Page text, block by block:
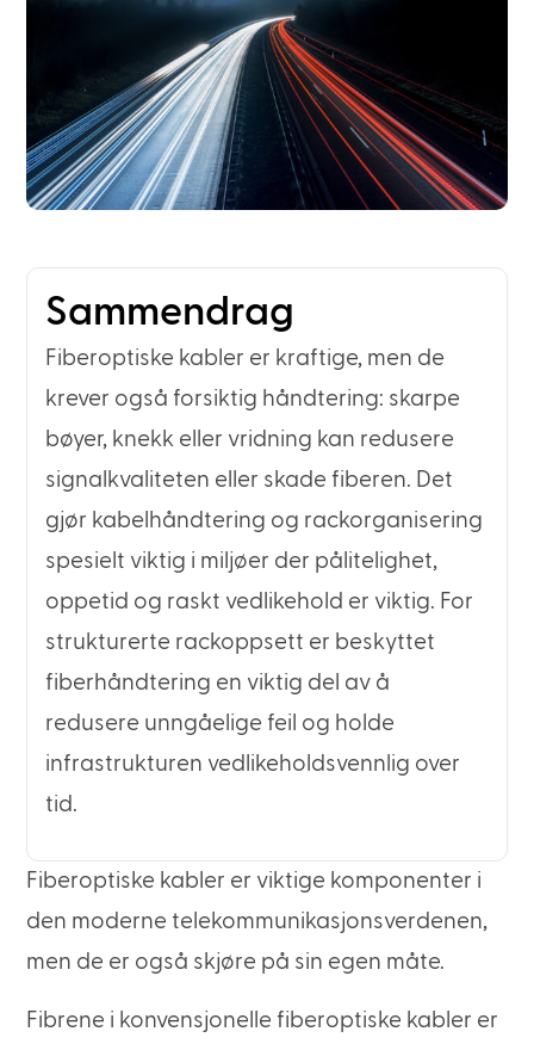
Sammendrag
Fiberoptiske kabler er kraftige, men de
krever også forsiktig håndtering: skarpe
bøyer, knekk eller vridning kan redusere
signalkvaliteten eller skade fiberen. Det
gjør kabelhåndtering og rackorganisering
spesielt viktig i miljøer der pålitelighet,
oppetid og raskt vedlikehold er viktig. For
strukturerte rackoppsett er beskyttet
fiberhåndtering en viktig del av å
redusere unngåelige feil og holde
infrastrukturen vedlikeholdsvennlig over
tid.
Fiberoptiske kabler er viktige komponenter i
den moderne telekommunikasjonsverdenen,
men de er også skjøre på sin egen måte.
Fibrene i konvensjonelle fiberoptiske kabler er